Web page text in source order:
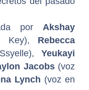
por Akshay
Key), Rebecca
Yeukayi
Jacobs(voz
Lynch (voz en